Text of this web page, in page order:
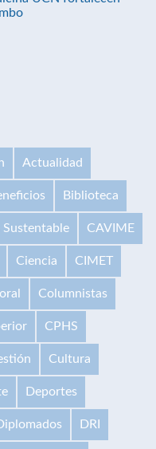
Actualidad
Biblioteca
Sustentable CAVIME
Ciencia CIMET
Columnistas
CPHS
Cultura
Deportes
DRI